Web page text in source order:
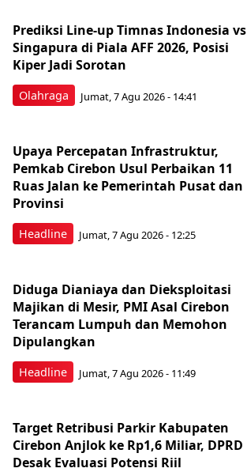
Olahraga
Prediksi Line-up Timnas Indonesia vs
Singapura di Piala AFF 2026, Posisi
Kiper Jadi Sorotan
Jumat, 7 Agu 2026 - 14:41
Headline
Upaya Percepatan Infrastruktur,
Pemkab Cirebon Usul Perbaikan 11
Ruas Jalan ke Pemerintah Pusat dan
Provinsi
Jumat, 7 Agu 2026 - 12:25
Headline
Diduga Dianiaya dan Dieksploitasi
Majikan di Mesir, PMI Asal Cirebon
Terancam Lumpuh dan Memohon
Dipulangkan
Jumat, 7 Agu 2026 - 11:49
Target Retribusi Parkir Kabupaten
Cirebon Anjlok ke Rp1,6 Miliar, DPRD
Desak Evaluasi Potensi Riil